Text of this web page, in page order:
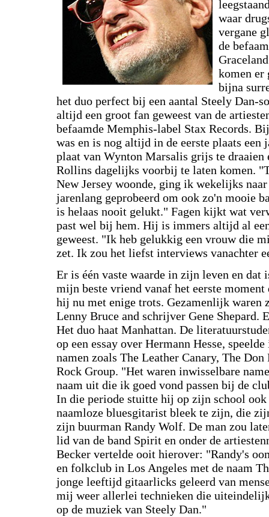
waar
vergane
de
komen er
bijna
het duo perfect bij een aantal Steely Dan-
altijd een groot fan geweest van de
befaamde Memphis-label Stax Records.
was en is nog altijd in de eerste plaats een
plaat van Wynton Marsalis grijs te draaien
Rollins dagelijks voorbij te laten komen.
New Jersey woonde, ging ik wekelijks
jarenlang geprobeerd om ook zo'n mooie
is helaas nooit gelukt." Fagen kijkt wat
past wel bij hem. Hij is immers altijd al
geweest. "Ik heb gelukkig een vrouw die
zet. Ik zou het liefst interviews vanachter
Er is één vaste waarde in zijn leven en dat
mijn beste vriend vanaf het eerste
hij nu met enige trots. Gezamenlijk waren
Lenny Bruce and schrijver Gene Shepard.
Het duo haat Manhattan. De
op een essay over Hermann Hesse,
namen zoals The Leather Canary, The Don
Rock Group. "Het waren inwisselbare
naam uit die ik goed vond passen bij de
In die periode stuitte hij op zijn school ook
naamloze bluesgitarist bleek te zijn, die
zijn buurman Randy Wolf. De man zou
lid van de band Spirit en onder de
Becker vertelde ooit hierover: "Randy's
en folkclub in Los Angeles met de naam
jonge leeftijd gitaarlicks geleerd van
mij weer allerlei technieken die
op de muziek van Steely Dan."